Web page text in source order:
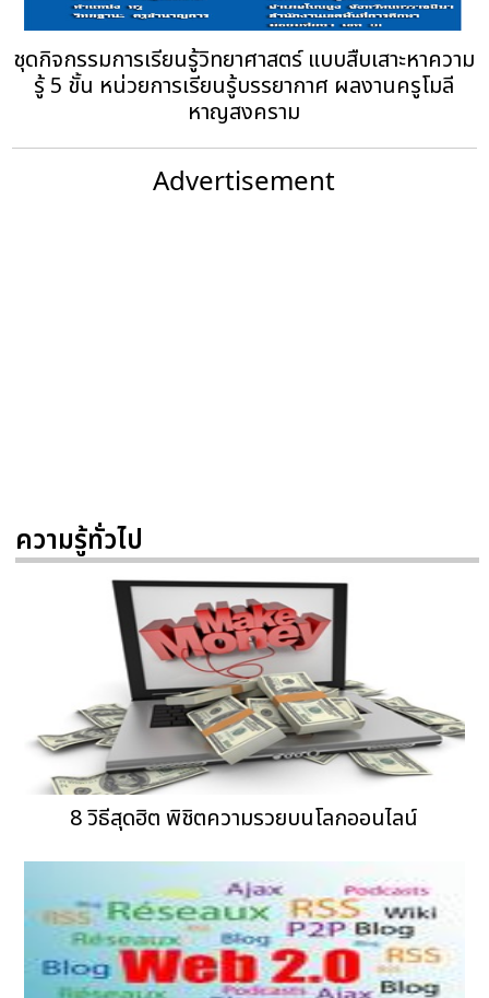
ชุดกิจกรรมการเรียนรู้วิทยาศาสตร์ แบบสืบเสาะหาความ
รู้ 5 ขั้น หน่วยการเรียนรู้บรรยากาศ ผลงานครูโมลี
หาญสงคราม
Advertisement
ความรู้ทั่วไป
8 วิธีสุดฮิต พิชิตความรวยบนโลกออนไลน์